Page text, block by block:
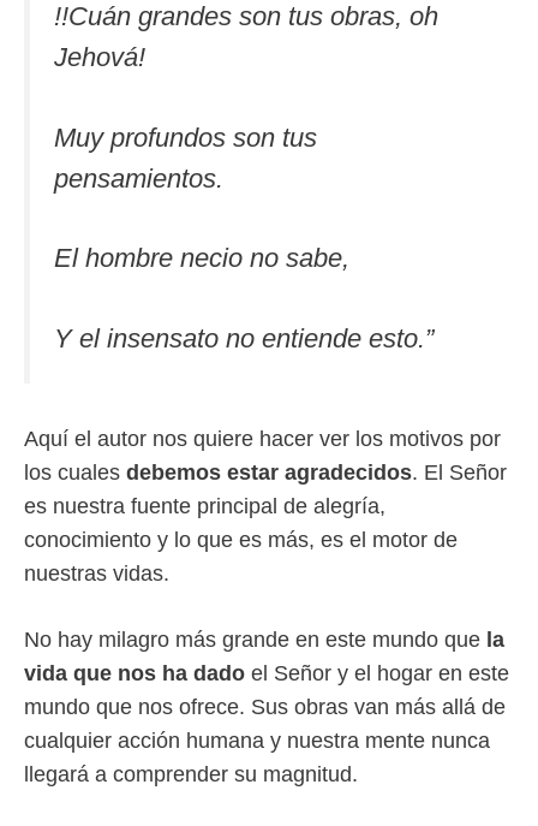
!!Cuán grandes son tus obras, oh
Jehová!
Muy profundos son tus
pensamientos.
El hombre necio no sabe,
Y el insensato no entiende esto.”
Aquí el autor nos quiere hacer ver los motivos por
los cuales debemos estar agradecidos. El Señor
es nuestra fuente principal de alegría,
conocimiento y lo que es más, es el motor de
nuestras vidas.
No hay milagro más grande en este mundo que la
vida que nos ha dado el Señor y el hogar en este
mundo que nos ofrece. Sus obras van más allá de
cualquier acción humana y nuestra mente nunca
llegará a comprender su magnitud.